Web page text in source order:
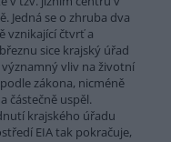
Jedná se o zhruba dva
vznikající čtvrť a
sice krajský úřad
vliv na životní
zákona, nicméně
částečně uspěl.
krajského úřadu
EIA tak pokračuje,